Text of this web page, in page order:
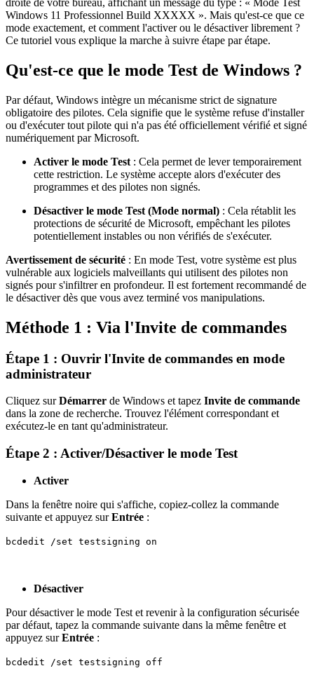
Windows 11 Professionnel Build XXXXX ». Mais qu'est-ce que ce
mode exactement, et comment l'activer ou le désactiver librement ?
Ce tutoriel vous explique la marche à suivre étape par étape.
Qu'est-ce que le mode Test de Windows ?
Par défaut, Windows intègre un mécanisme strict de signature
obligatoire des pilotes. Cela signifie que le système refuse d'installer
ou d'exécuter tout pilote qui n'a pas été officiellement vérifié et signé
numériquement par Microsoft.
Activer le mode Test : Cela permet de lever temporairement
cette restriction. Le système accepte alors d'exécuter des
programmes et des pilotes non signés.
Désactiver le mode Test (Mode normal) : Cela rétablit les
protections de sécurité de Microsoft, empêchant les pilotes
potentiellement instables ou non vérifiés de s'exécuter.
Avertissement de sécurité : En mode Test, votre système est plus
vulnérable aux logiciels malveillants qui utilisent des pilotes non
signés pour s'infiltrer en profondeur. Il est fortement recommandé de
le désactiver dès que vous avez terminé vos manipulations.
Méthode 1 : Via l'Invite de commandes
Étape 1 : Ouvrir l'Invite de commandes en mode
administrateur
Cliquez surDémarrer de Windows et tapez Invite de commande
dans la zone de recherche. Trouvez l'élément correspondant et
exécutez-le en tant qu'administrateur.
Étape 2 : Activer/Désactiver le mode Test
Activer
Dans la fenêtre noire qui s'affiche, copiez-collez la commande
suivante et appuyez surEntrée :
bcdedit /set testsigning on
Désactiver
Pour désactiver le mode Test et revenir à la configuration sécurisée
par défaut, tapez la commande suivante dans la même fenêtre et
appuyez surEntrée :
bcdedit /set testsigning off